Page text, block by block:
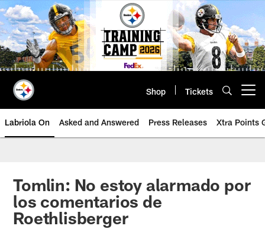
Skip
to
main
content
Shop Tickets
Labriola On Asked and Answered Press Releases Xtra Points
Tomlin: No estoy alarmado por
los comentarios de
Roethlisberger